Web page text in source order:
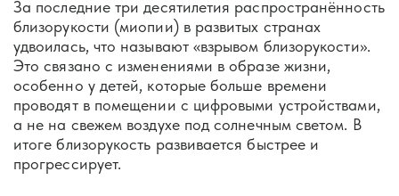
За последние три десятилетия распространённость
близорукости (миопии) в развитых странах
удвоилась, что называют «взрывом близорукости».
Это связано с изменениями в образе жизни,
особенно у детей, которые больше времени
проводят в помещении с цифровыми устройствами,
а не на свежем воздухе под солнечным светом. В
итоге близорукость развивается быстрее и
прогрессирует.